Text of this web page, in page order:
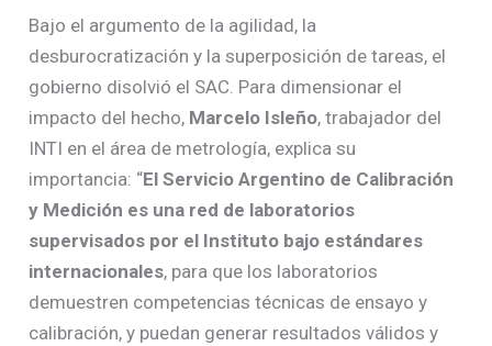
Bajo el argumento de la agilidad, la
desburocratización y la superposición de tareas, el
gobierno disolvió el SAC. Para dimensionar el
impacto del hecho, Marcelo Isleño, trabajador del
INTI en el área de metrología, explica su
importancia: “El Servicio Argentino de Calibración
y Medición es una red de laboratorios
supervisados por el Instituto bajo estándares
internacionales, para que los laboratorios
demuestren competencias técnicas de ensayo y
calibración, y puedan generar resultados válidos y